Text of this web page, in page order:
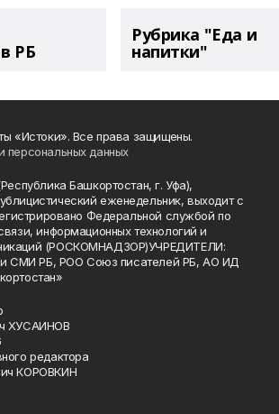
РБ
Рубрика "Еда и
напитки"
«Истоки». Все права защищены.
персональных данных
Башкортостан, г. Уфа),
еженедельник, выходит с
Федеральной службой по
информационных технологий и
(РОСКОМНАДЗОР)УЧРЕДИТЕЛИ:
и СМИ РБ, РОО Союз писателей РБ, АО ИД
ХУСАИНОВ
редактора
КОРОВКИН